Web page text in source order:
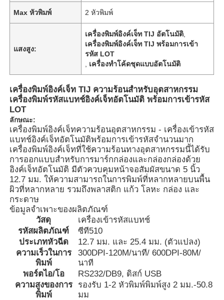
Max หัวพิมพ์ 2 หัวพิมพ์
แสงสูง:
เครื่องพิมพ์อิงค์เจ็ท TIJ อัตโนมัติ
เครื่องพิมพ์อิงค์เจ็ท TIJ พร้อมการเข้า
รหัส LOT
เครื่องทําโค้ดชุดแบบอัตโนมัติ
เครื่องพิมพ์อิงค์เจ็ท TIJ ความร้อนสำหรับอุตสาหกรรม
เครื่องพิมพ์รหัสแบทช์อิงค์เจ็ทอัตโนมัติ พร้อมการเข้ารหัส
LOT
ลักษณะ:
เครื่องพิมพ์อิงค์เจ็ทความร้อนอุตสาหกรรม - เครื่องเข้ารหัส
แบทช์อิงค์เจ็ทอัตโนมัติพร้อมการเข้ารหัสจำนวนมาก
เครื่องพิมพ์อิงค์เจ็ทที่ใช้ความร้อนทางอุตสาหกรรมนี้ได้รับ
การออกแบบสำหรับการมาร์กกล่องและกล่องกล่องด้วย
อิงค์เจ็ทอัตโนมัติ มีตัวควบคุมหน้าจอสัมผัสขนาด 5 นิ้ว
12.7 มม. ให้ความสามารถในการพิมพ์ที่หลากหลายบนพื้น
ผิวที่หลากหลาย รวมถึงพลาสติก แก้ว โลหะ กล่อง และ
กระดาษ
ข้อมูลจำเพาะของผลิตภัณฑ์
วัสดุ
เครื่องเข้ารหัสแบทช์
รหัสผลิตภัณฑ์
ซีที510
ประเภทหัวฉีด
12.7 มม. และ 25.4 มม. (ตัวแปลง)
ความเร็วในการ
พิมพ์
300DPI-120M/นาที/ 600DPI-80M/
นาที
พอร์ตไอ/โอ
RS232/DB9, ดิสก์ USB
ความสูงของการ
พิมพ์
รองรับ 1-2 หัวพิมพ์พิมพ์สูง 2 มม.-50.8
มม